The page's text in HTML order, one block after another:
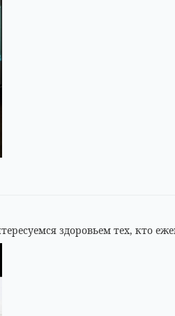
здоровьем тех, кто